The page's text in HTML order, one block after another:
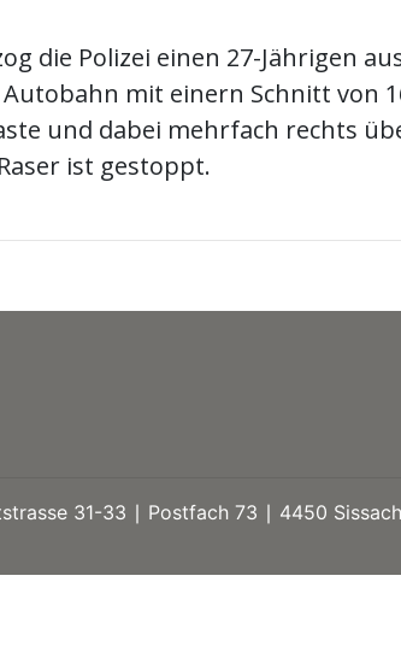
die Polizei einen 27-Jährigen
mit einern Schnitt von
und dabei mehrfach rechts
ist gestoppt.
31-33 ∣ Postfach 73 ∣ 4450